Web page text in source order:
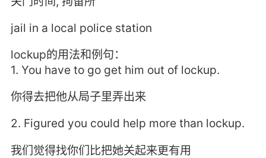
jail in a local police station
lockup的用法和例句：
1. You have to go get him out of lockup.
你得去把他从局子里弄出来
2. Figured you could help more than lockup.
我们觉得找你们比把她关起来更有用